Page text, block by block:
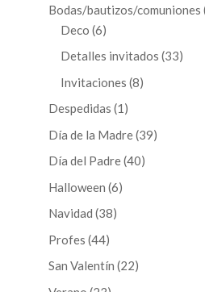
productos
Bodas/bautizos/comuniones
Deco 66
productos
Detalles invitados 3333
Invitaciones 88
Despedidas 1 1
producto
Día de la Madre 3939
Día del Padre 4040
Halloween 66
Navidad 3838
Profes 4444
productos
San Valentín 2222